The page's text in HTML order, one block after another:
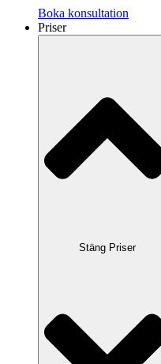
Boka konsultation
Priser
Stäng Priser